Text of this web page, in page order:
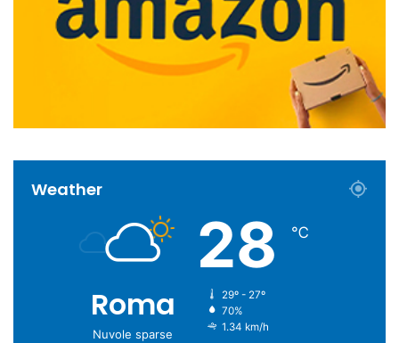
Weather
Roma
Nuvole sparse
28 ℃
29º - 27º
70%
1.34 km/h